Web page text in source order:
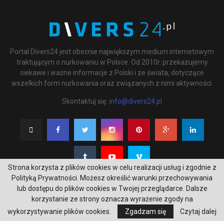
Portal Divers24 jest obecnie największym medium internetowym
traktującym o nurkowaniu w Polsce. Od 2010r. przekazujemy
ciekawe i ważne informacje z Polski i ze świata, dotyczące
wszelkich form nurkowania oraz związanych z nimi aktywności.
Skontaktuj się: info@divers24.pl
@2020 - underwatermedia.pl. All Right Reserved. Designed and Developed by
Tworzenie stron internetowych Gdańsk
Strona korzysta z plików cookies w celu realizacji usług i zgodnie z
Polityką Prywatności. Możesz określić warunki przechowywania
lub dostępu do plików cookies w Twojej przeglądarce. Dalsze
korzystanie ze strony oznacza wyrażenie zgody na
wykorzystywanie plików cookies.
Zgadzam się Czytaj dalej